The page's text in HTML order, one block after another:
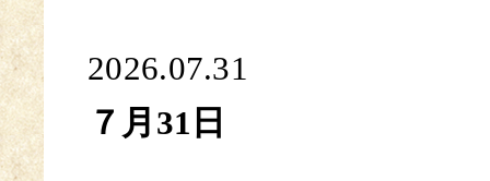
2026.07.31
７月31日